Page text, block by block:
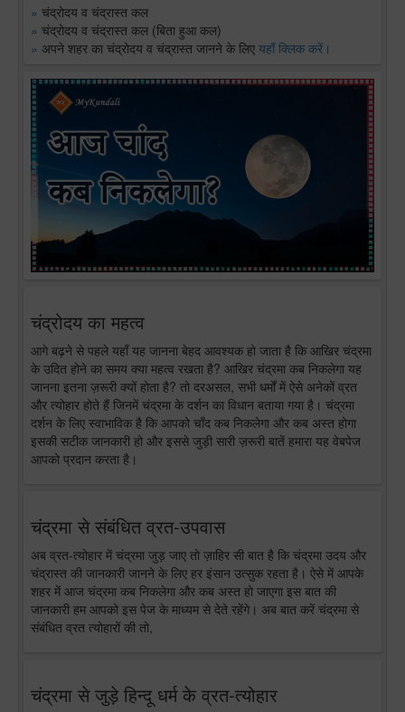
» चंद्रोदय व चंद्रास्त कल
» चंद्रोदय व चंद्रास्त कल (बिता हुआ कल)
» अपने शहर का चंद्रोदय व चंद्रास्त जानने के लिए यहाँ क्लिक करें।
चंद्रोदय का महत्व
आगे बढ़ने से पहले यहाँ यह जानना बेहद आवश्यक हो जाता है कि आखिर चंद्रमा
के उदित होने का समय क्या महत्व रखता है? आखिर चंद्रमा कब निकलेगा यह
जानना इतना ज़रूरी क्यों होता है? तो दरअसल, सभी धर्मों में ऐसे अनेकों व्रत
और त्योहार होते हैं जिनमें चंद्रमा के दर्शन का विधान बताया गया है। चंद्रमा
दर्शन के लिए स्वाभाविक है कि आपको चाँद कब निकलेगा और कब अस्त होगा
इसकी सटीक जानकारी हो और इससे जुड़ी सारी ज़रूरी बातें हमारा यह वेबपेज
आपको प्रदान करता है।
चंद्रमा से संबंधित व्रत-उपवास
अब व्रत-त्योहार में चंद्रमा जुड़ जाए तो ज़ाहिर सी बात है कि चंद्रमा उदय और
चंद्रास्त की जानकारी जानने के लिए हर इंसान उत्सुक रहता है। ऐसे में आपके
शहर में आज चंद्रमा कब निकलेगा और कब अस्त हो जाएगा इस बात की
जानकारी हम आपको इस पेज के माध्यम से देते रहेंगे। अब बात करें चंद्रमा से
संबंधित व्रत त्योहारों की तो,
चंद्रमा से जुड़े हिन्दू धर्म के व्रत-त्योहार